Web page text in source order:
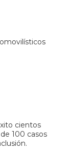
cientos
100 casos